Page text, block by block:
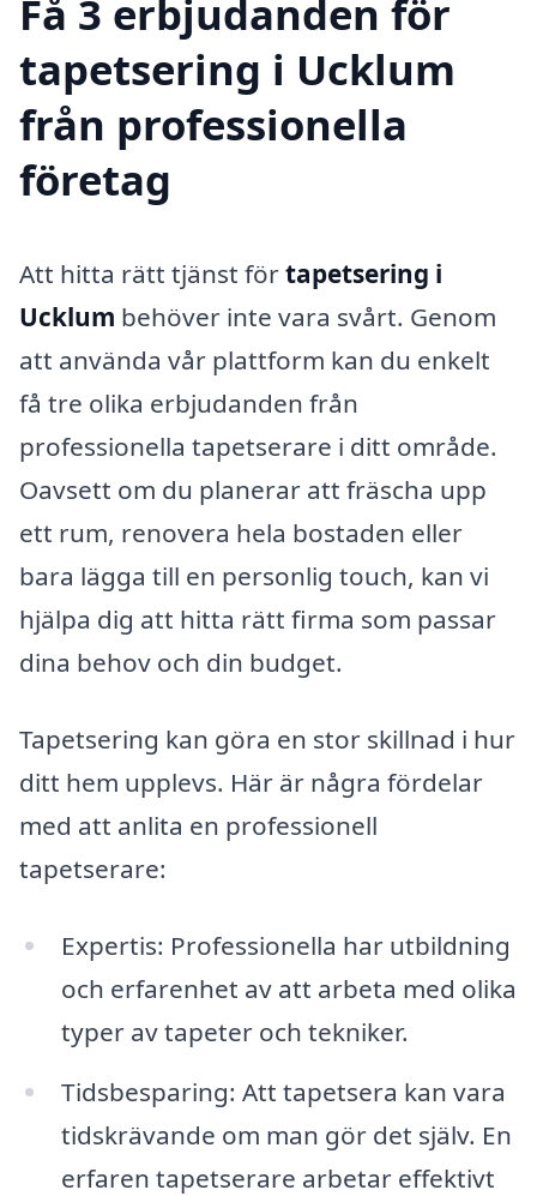
Få 3 erbjudanden för
tapetsering i Ucklum
från professionella
företag
Att hitta rätt tjänst förtapetsering i
Ucklum behöver inte vara svårt. Genom
att använda vår plattform kan du enkelt
få tre olika erbjudanden från
professionella tapetserare i ditt område.
Oavsett om du planerar att fräscha upp
ett rum, renovera hela bostaden eller
bara lägga till en personlig touch, kan vi
hjälpa dig att hitta rätt firma som passar
dina behov och din budget.
Tapetsering kan göra en stor skillnad i hur
ditt hem upplevs. Här är några fördelar
med att anlita en professionell
tapetserare:
Expertis: Professionella har utbildning
och erfarenhet av att arbeta med olika
typer av tapeter och tekniker.
Tidsbesparing: Att tapetsera kan vara
tidskrävande om man gör det själv. En
erfaren tapetserare arbetar effektivt